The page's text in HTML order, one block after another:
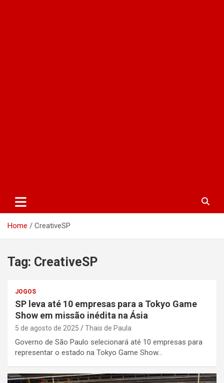
Home CreativeSP
Tag: CreativeSP
JOGOS
SP leva até 10 empresas para a Tokyo Game
Show em missão inédita na Ásia
5 de agosto de 2025 Thais de Paula
Governo de São Paulo selecionará até 10 empresas para
representar o estado na Tokyo Game Show…